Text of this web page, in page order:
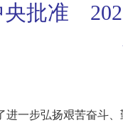
央批准
一步弘扬艰苦奋斗、